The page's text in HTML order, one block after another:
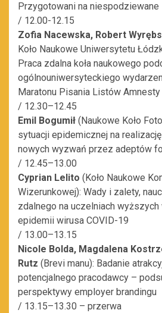
Przygotowani na niespodziewane
/ 12.00-12.15
Zofia Nacewska, Robert
Koło Naukowe Uniwersytetu
Praca zdalna koła naukowego
ogólnouniwersyteckiego
Maratonu Pisania Listów Amnesty
/ 12.30–12.45
Emil Bogumił (Naukowe Koło
sytuacji epidemicznej na realizację
nowych wyzwań przez adeptów
/ 12.45–13.00
Cyprian Lelito (Koło Naukowe
Wizerunkowej): Wady i zalety,
zdalnego na uczelniach
epidemii wirusa COVID-19
/ 13.00–13.15
Nicole Bolda, Magdalena
Rutz (Brevi manu): Badanie
potencjalnego pracodawcy –
perspektywy employer brandingu
/ 13.15–13.30 – przerwa